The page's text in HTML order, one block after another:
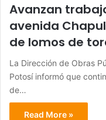
Avanzan
avenida
de lomos de
La Dirección de Obras
Potosí informó que
de…
Read More »